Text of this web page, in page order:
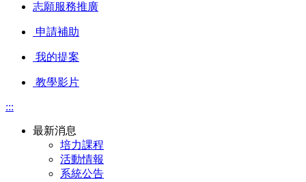
志願服務推廣
申請補助
我的提案
教學影片
:::
最新消息
培力課程
活動情報
系統公告